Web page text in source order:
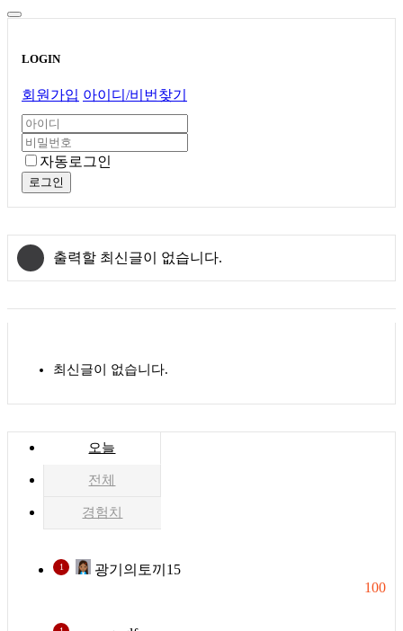
LOGIN
회원가입 아이디/비번찾기
자동로그인
로그인
출력할 최신글이 없습니다.
최신글이 없습니다.
오늘
전체
경험치
1
광기의토끼15
100